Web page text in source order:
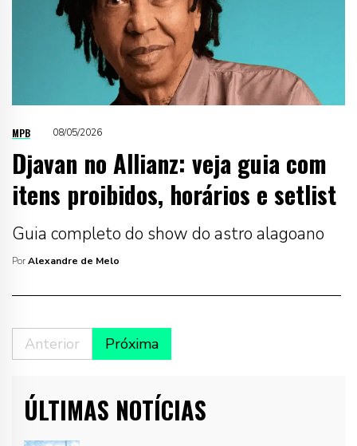
MPB 08/05/2026
Djavan no Allianz: veja guia com
itens proibidos, horários e setlist
Guia completo do show do astro alagoano
PorAlexandre de Melo
Anterior Próxima
ÚLTIMAS NOTÍCIAS